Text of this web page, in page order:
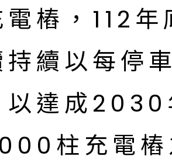
電樁，112
持續以每停
以達成2030
柱充電